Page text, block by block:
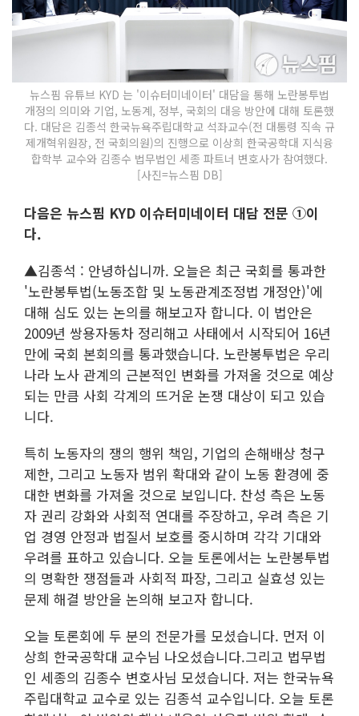
뉴스핌 유튜브 KYD 는 '이슈터미네이터' 대담을 통해 노란봉투법
개정의 의미와 기업, 노동계, 정부, 국회의 대응 방안에 대해 토론했
다. 대담은 김종석 한국뉴욕주립대학교 석좌교수(전 대통령 직속 규
제개혁위원장, 전 국회의원)의 진행으로 이상희 한국공학대 지식융
합학부 교수와 김종수 법무법인 세종 파트너 변호사가 참여했다.
[사진=뉴스핌 DB]
다음은 뉴스핌 KYD 이슈터미네이터 대담 전문 ①이
다.
▲김종석 : 안녕하십니까. 오늘은 최근 국회를 통과한
'노란봉투법(노동조합 및 노동관계조정법 개정안)'에
대해 심도 있는 논의를 해보고자 합니다. 이 법안은
2009년 쌍용자동차 정리해고 사태에서 시작되어 16년
만에 국회 본회의를 통과했습니다. 노란봉투법은 우리
나라 노사 관계의 근본적인 변화를 가져올 것으로 예상
되는 만큼 사회 각계의 뜨거운 논쟁 대상이 되고 있습
니다.
특히 노동자의 쟁의 행위 책임, 기업의 손해배상 청구
제한, 그리고 노동자 범위 확대와 같이 노동 환경에 중
대한 변화를 가져올 것으로 보입니다. 찬성 측은 노동
자 권리 강화와 사회적 연대를 주장하고, 우려 측은 기
업 경영 안정과 법질서 보호를 중시하며 각각 기대와
우려를 표하고 있습니다. 오늘 토론에서는 노란봉투법
의 명확한 쟁점들과 사회적 파장, 그리고 실효성 있는
문제 해결 방안을 논의해 보고자 합니다.
오늘 토론회에 두 분의 전문가를 모셨습니다. 먼저 이
상희 한국공학대 교수님 나오셨습니다.그리고 법무법
인 세종의 김종수 변호사님 모셨습니다. 저는 한국뉴욕
주립대학교 교수로 있는 김종석 교수입니다. 오늘 토론